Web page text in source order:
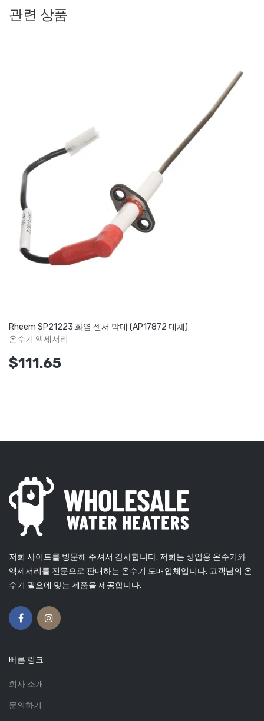
관련 상품
Rheem SP21223 화염 센서 막대 (AP17872 대체)
온수기 액세서리
$111.65
저희 사이트를 방문해 주셔서 감사합니다. 저희는 상업용 온수기와
액세서리를 전문으로 판매하는 온수기 도매업체입니다. 고객님의 온
수기 필요에 맞는 제품을 제공합니다.
빠른 링크
회사 소개
문의하기